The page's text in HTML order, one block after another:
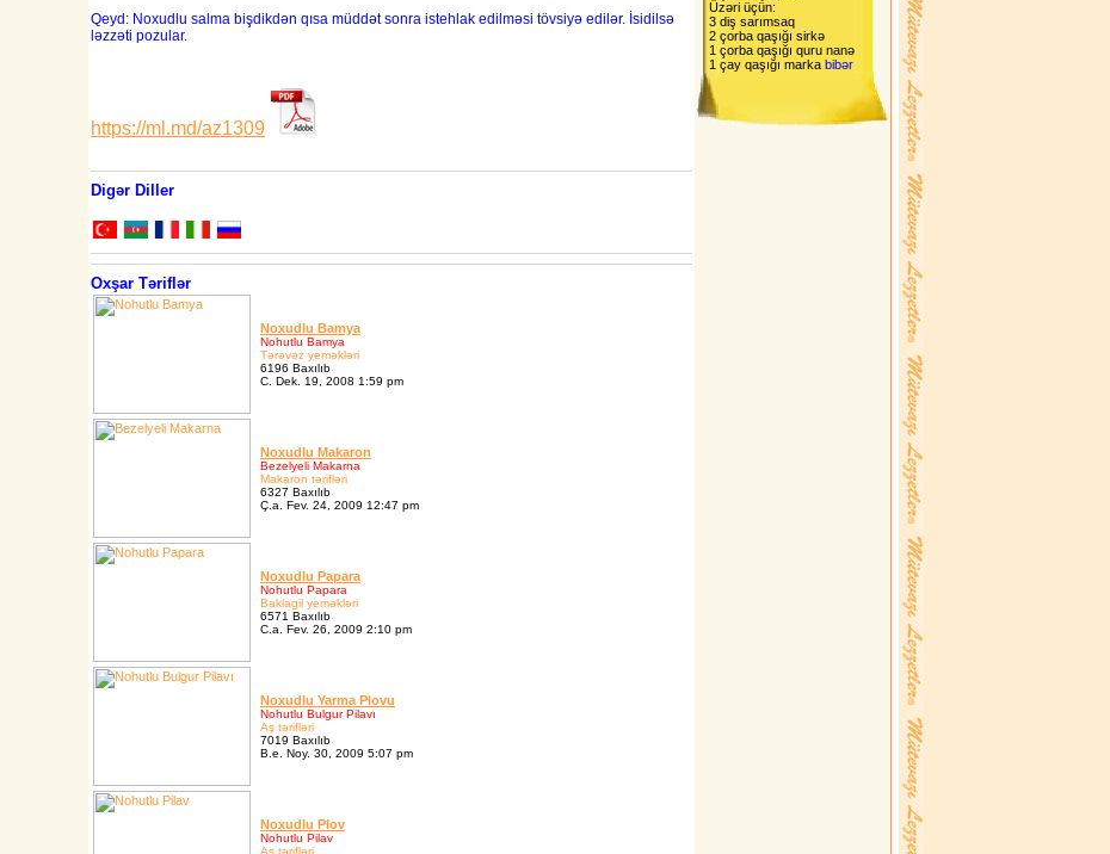
Qeyd: Noxudlu salma bişdikdən qısa müddət sonra istehlak edilməsi tövsiyə edilər. İsidilsə
ləzzəti pozular.
https://ml.md/az1309
Digər Diller
Oxşar Təriflər
Noxudlu Bamya
Nohutlu Bamya
Tərəvəz yeməkləri
6196 Baxılıb
C. Dek. 19, 2008 1:59 pm
Noxudlu Makaron
Bezelyeli Makarna
Makaron tərifləri
6327 Baxılıb
Ç.a. Fev. 24, 2009 12:47 pm
Noxudlu Papara
Nohutlu Papara
Baklagil yeməkləri
6571 Baxılıb
C.a. Fev. 26, 2009 2:10 pm
Noxudlu Yarma Plovu
Nohutlu Bulgur Pilavı
Aş tərifləri
7019 Baxılıb
B.e. Noy. 30, 2009 5:07 pm
Noxudlu Plov
Nohutlu Pilav
Üzəri üçün:
3 diş sarımsaq
2 çorba qaşığı sirkə
1 çorba qaşığı quru nanə
1 çay qaşığı marka bibər